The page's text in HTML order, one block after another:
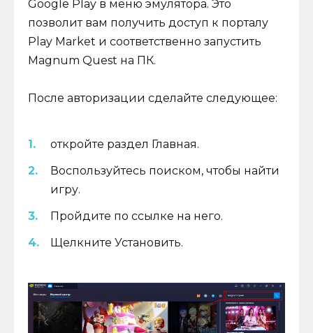
Google Play в меню эмулятора. Это
позволит вам получить доступ к порталу
Play Market и соответственно запустить
Magnum Quest на ПК.
После авторизации сделайте следующее:
откройте раздел Главная.
Воспользуйтесь поиском, чтобы найти
игру.
Пройдите по ссылке на него.
Щелкните Установить.